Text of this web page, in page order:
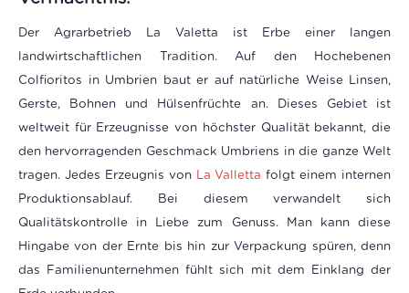
Der Agrarbetrieb La Valetta ist Erbe einer langen
landwirtschaftlichen Tradition. Auf den Hochebenen
Colfioritos in Umbrien baut er auf natürliche Weise Linsen,
Gerste, Bohnen und Hülsenfrüchte an. Dieses Gebiet ist
weltweit für Erzeugnisse von höchster Qualität bekannt, die
den hervorragenden Geschmack Umbriens in die ganze Welt
tragen. Jedes Erzeugnis von La Valletta folgt einem internen
Produktionsablauf. Bei diesem verwandelt sich
Qualitätskontrolle in Liebe zum Genuss. Man kann diese
Hingabe von der Ernte bis hin zur Verpackung spüren, denn
das Familienunternehmen fühlt sich mit dem Einklang der